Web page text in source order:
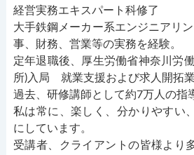
経営実務エキスパート科修了
大手鉄鋼メーカー系エンジニアリ
事、財務、営業等の実務を経験。
定年退職後、厚生労働省神奈川労
所)入局 就業支援および求人開拓業
過去、研修講師として約7万人の指
私は常に、楽しく、分かりやすい
にしています。
受講者、クライアントの皆様より